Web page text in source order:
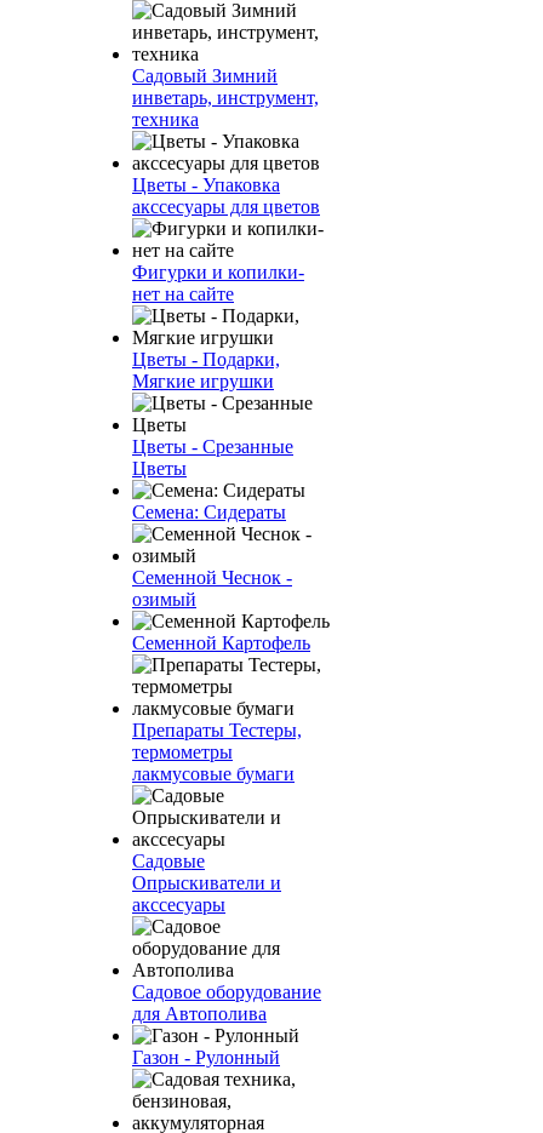
Садовый Зимний
инветарь, инструмент,
техника
Цветы - Упаковка
акссесуары для цветов
Фигурки и копилки-
нет на сайте
Цветы - Подарки,
Мягкие игрушки
Цветы - Срезанные
Цветы
Семена: Сидераты
Семенной Чеснок -
озимый
Семенной Картофель
Препараты Тестеры,
термометры
лакмусовые бумаги
Садовые
Опрыскиватели и
акссесуары
Садовое оборудование
для Автополива
Газон - Рулонный